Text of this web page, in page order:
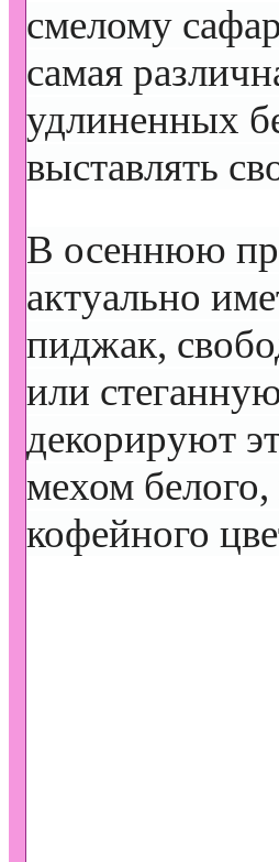
смелому
самая
удлиненных
выставлять
В осеннюю
актуально
пиджак,
или
декорируют
мехом
кофейного